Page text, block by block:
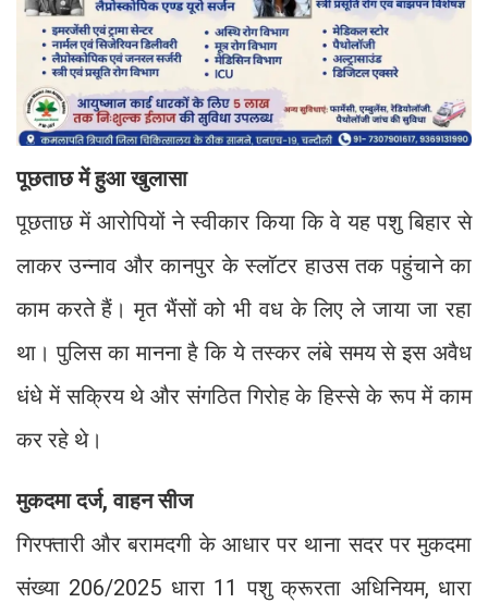
पूछताछ में हुआ खुलासा
पूछताछ में आरोपियों ने स्वीकार किया कि वे यह पशु बिहार से
लाकर उन्नाव और कानपुर के स्लॉटर हाउस तक पहुंचाने का
काम करते हैं। मृत भैंसों को भी वध के लिए ले जाया जा रहा
था। पुलिस का मानना है कि ये तस्कर लंबे समय से इस अवैध
धंधे में सक्रिय थे और संगठित गिरोह के हिस्से के रूप में काम
कर रहे थे।
मुकदमा दर्ज, वाहन सीज
गिरफ्तारी और बरामदगी के आधार पर थाना सदर पर मुकदमा
संख्या 206/2025 धारा 11 पशु क्रूरता अधिनियम, धारा